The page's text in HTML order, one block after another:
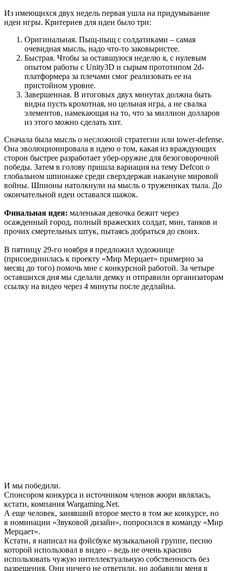
Из имеющихся двух недель первая ушла на придумывание
идеи игры. Критериев для идеи было три:
Оригинальная. Пыщ-пыщ с солдатиками – самая
очевидная мысль, надо что-то заковыристее.
Быстрая. Чтобы за оставшуюся неделю я, с нулевым
опытом работы с Unity3D и сырым прототипом 2d-
платформера за плечами смог реализовать ее на
пристойном уровне.
Завершенная. В итоговых двух минутах должна быть
видна пусть крохотная, но цельная игра, а не свалка
элементов, намекающая на то, что за миллион долларов
из этого можно сделать хит.
Сначала была мысль о несложной стратегии или tower-defense.
Она эволюционировала в идею о том, какая из враждующих
сторон быстрее разработает убер-оружие для безоговорочной
победы. Затем в голову пришла вариация на тему Defcon о
глобальном шпионаже среди сверхдержав накануне мировой
войны. Шпионы натолкнули на мысль о тружениках тыла. До
окончательной идеи оставался шажок.
Финальная идея: маленькая девочка бежит через
осажденный город, полный вражеских солдат, мин, танков и
прочих смертельных штук, пытаясь добраться до своих.
В пятницу 29-го ноября я предложил художнице
(присоединилась к проекту «Мир Мерцает» примерно за
месяц до того) помочь мне с конкурсной работой. За четыре
оставшихся дня мы сделали демку и отправили организаторам
ссылку на видео через 4 минуты после дедлайна.
И мы победили.
Спонсором конкурса и источником членов жюри являлась,
кстати, компания Wargaming.Net.
А еще человек, занявший второе место в том же конкурсе, но
в номинации «Звуковой дизайн», попросился в команду «Мир
Мерцает».
Кстати, я написал на фэйсбуке музыкальной группе, песню
которой использовал в видео – ведь не очень красиво
использовать чужую интеллектуальную собственность без
разрешения. Они ничего не ответили, но добавили меня в